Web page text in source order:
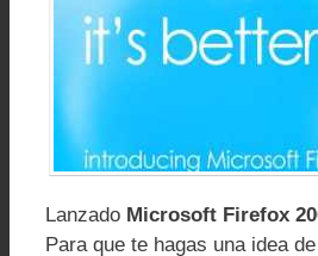
Lanzado Microsoft Firefox
Para que te hagas una idea